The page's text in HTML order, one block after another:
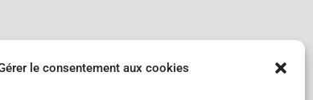
le consentement aux cookies